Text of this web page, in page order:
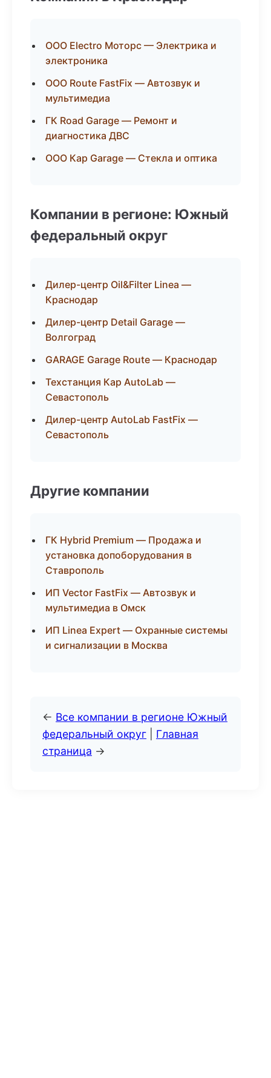
ООО Electro Моторс — Электрика и
электроника
ООО Route FastFix — Автозвук и
мультимедиа
ГК Road Garage — Ремонт и
диагностика ДВС
ООО Кар Garage — Стекла и оптика
Компании в регионе: Южный
федеральный округ
Дилер-центр Oil&Filter Linea —
Краснодар
Дилер-центр Detail Garage —
Волгоград
GARAGE Garage Route — Краснодар
Техстанция Кар AutoLab —
Севастополь
Дилер-центр AutoLab FastFix —
Севастополь
Другие компании
ГК Hybrid Premium — Продажа и
установка допоборудования в
Ставрополь
ИП Vector FastFix — Автозвук и
мультимедиа в Омск
ИП Linea Expert — Охранные системы
и сигнализации в Москва
← Все компании в регионе Южный
федеральный округ
Главная
страница →